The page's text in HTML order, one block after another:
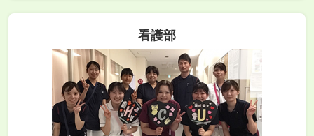
看護部